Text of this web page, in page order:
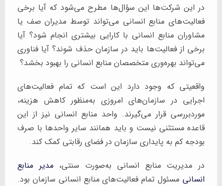
در این شرکت‌ها این سؤال‌ها مطرح می‌شود که آیا برخی
فعالیت‌های منابع انسانی می‌تواند توسط مدیران صف یا
مشاوران منابع انسانی با کارایی بیشتری انجام شود؟ آیا
برخی از فعالیت‌ها باید در سازمان حذف شوند؟ آیا فناوری
می‌تواند بهره‌وری متخصصان منابع انسانی را بهبود بخشد؟
واقعیتی که وجود دارد این است که تمام فعالیت‌های
اجرایی در سازمان‌های امروزی به‌منظور کاهش هزینه،
موردبررسی قرار می‌گیرند. واحد منابع انسانی نیز از این
قاعده مستثنی نیست و باید همانند سایر واحدها با صرف
بودجه کم به پایداری سازمان در فضای رقابتی کمک کند.
در مدیریت منابع انسانی به‌صورت سنتی،مدیر منابع
انسانی مسئول تمام فعالیت‌های منابع انسانی سازمان بود.